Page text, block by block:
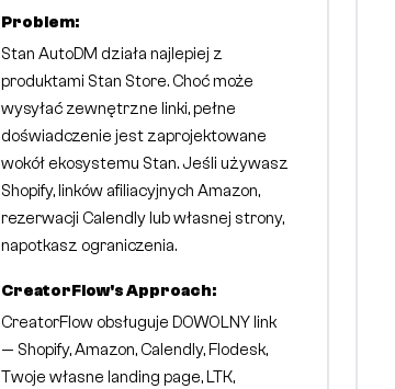
Problem:
Stan AutoDM działa najlepiej z
produktami Stan Store. Choć może
wysyłać zewnętrzne linki, pełne
doświadczenie jest zaprojektowane
wokół ekosystemu Stan. Jeśli używasz
Shopify, linków afiliacyjnych Amazon,
rezerwacji Calendly lub własnej strony,
napotkasz ograniczenia.
CreatorFlow's Approach:
CreatorFlow obsługuje DOWOLNY link
— Shopify, Amazon, Calendly, Flodesk,
Twoje własne landing page, LTK,